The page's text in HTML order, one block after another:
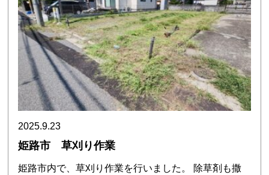
2025.9.23
姫路市 草刈り作業
姫路市内で、草刈り作業を行いました。 除草剤も撒